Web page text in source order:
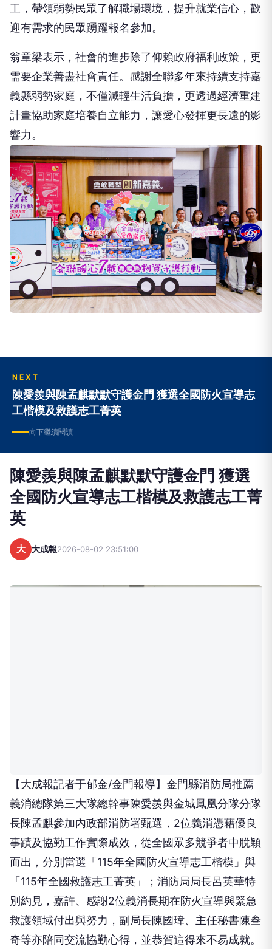
迎有需求的民眾踴躍報名參加。
翁章梁表示，社會的進步除了仰賴政府福利政策，更
需要企業善盡社會責任。感謝全聯多年來持續支持嘉
義縣弱勢家庭，不僅減輕生活負擔，更透過經濟重建
計畫協助家庭培養自立能力，讓愛心發揮更長遠的影
響力。
NEXT
陳愛羨與陳孟麒默默守護金門 獲選全國防火宣導志
工楷模及救護志工菁英
向下繼續閱讀
陳愛羨與陳孟麒默默守護金門 獲選
全國防火宣導志工楷模及救護志工菁
英
大
義消總隊第三大隊總幹事陳愛羨與金城鳳凰分隊分隊
長陳孟麒參加內政部消防署甄選，2位義消憑藉優良
事蹟及協勤工作實際成效，從全國眾多競爭者中脫穎
而出，分別當選「115年全國防火宣導志工楷模」與
「115年全國救護志工菁英」；消防局局長呂英華特
別約見，嘉許、感謝2位義消長期在防火宣導與緊急
救護領域付出與努力，副局長陳國瑋、主任秘書陳叁
奇等亦陪同交流協勤心得，並恭賀這得來不易成就。